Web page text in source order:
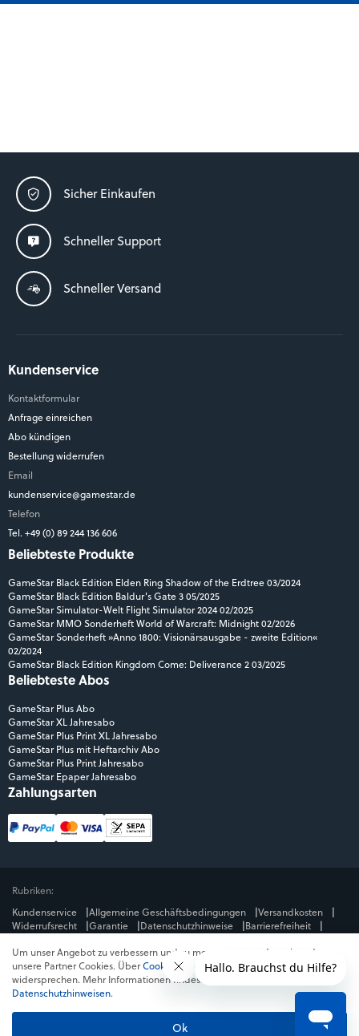
Sicher Einkaufen
Schneller Support
Schneller Versand
Kundenservice
Kontaktformular
Anfrage einreichen
Abo kündigen
Bestellung widerrufen
Email
kundenservice@gamestar.de
Telefon
Tel. +49 (0) 89 244 136 606
Beliebteste Produkte
GameStar Black Edition Elden Ring Shadow of the Erdtree 03/2024
GameStar Black Edition Baldur's Gate 3 05/2025
GameStar Simulator-Welt Flight Simulator 2024 02/2025
GameStar MMO Sonderheft World of Warcraft: Midnight 02/2026
GameStar Sonderheft »Anno 1800: Visionärsausgabe - zweite Edition«
02/2024
GameStar Black Edition Kingdom Come: Deliverance 2 03/2025
Beliebteste Abos
GameStar Plus Abo
GameStar XL Jahresabo
GameStar Plus Print XL Jahresabo
GameStar Plus mit Heftarchiv Abo
GameStar Plus Print Jahresabo
GameStar Epaper Jahresabo
Zahlungsarten
Rubriken:
Kundenservice
Allgemeine Geschäftsbedingungen
Versandkosten
Widerrufsrecht
Garantie Datenschutzhinweise
Barrierefreiheit
Mediengruppe:
GameStar
GamePro MeinMMO Get Hero
Jeuxvideo.com
© Webedia - alle Rechte vorbehalten
* Alle Preise enthalten die jeweilige Mehrwertsteuer. Gegebenenfalls fallen
an. Preise in Österreich und der Schweiz können abweichen.
Um unser Angebot zu verbessern und zu messen, verwenden wir und
unsere Partner Cookies. ÜberCookies ablehnenkannst du dem
widersprechen. Mehr Informationen findest du in unseren
Datenschutzhinweisen.
Ok